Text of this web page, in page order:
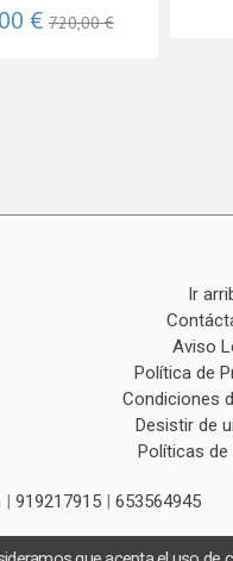
€ 720,00 €
Ir
Aviso
Política de
Condiciones
Desistir de
Políticas de
| 919217915| 653564945